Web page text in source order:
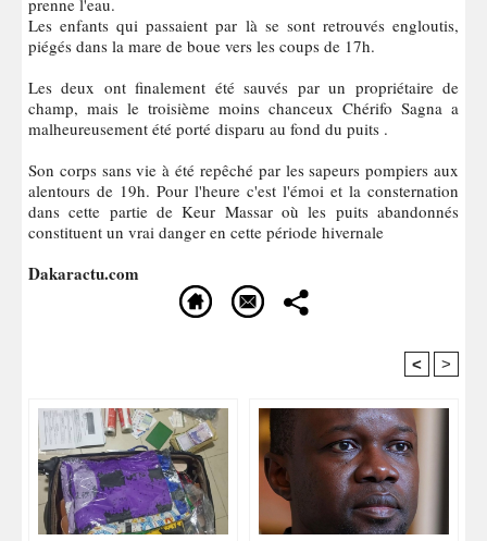
prenne l'eau.
Les enfants qui passaient par là se sont retrouvés engloutis,
piégés dans la mare de boue vers les coups de 17h.
Les deux ont finalement été sauvés par un propriétaire de
champ, mais le troisième moins chanceux Chérifo Sagna a
malheureusement été porté disparu au fond du puits .
Son corps sans vie à été repêché par les sapeurs pompiers aux
alentours de 19h. Pour l'heure c'est l'émoi et la consternation
dans cette partie de Keur Massar où les puits abandonnés
constituent un vrai danger en cette période hivernale
Dakaractu.com
< >